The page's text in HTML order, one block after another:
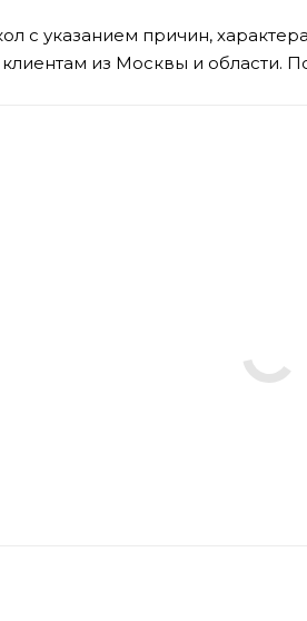
с указанием причин,
из Москвы и области.